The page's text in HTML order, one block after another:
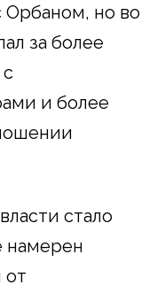
Орбаном, но во
за более
и более
стало
намерен
от